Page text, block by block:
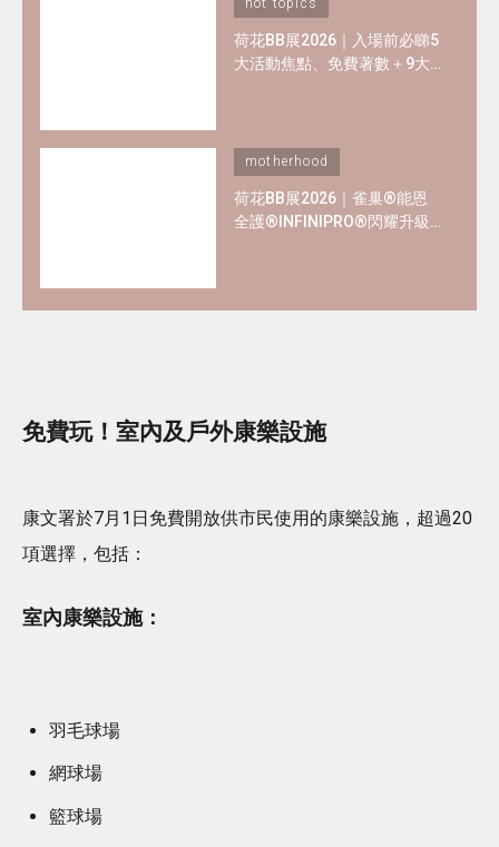
hot topics
荷花BB展2026｜入場前必睇5
大活動焦點、免費著數＋9大
motherhood
荷花BB展2026｜雀巢®能恩
全護®INFINIPRO®閃耀升級
免費玩！室內及戶外康樂設施
康文署於7月1日免費開放供市民使用的康樂設施，超過20
項選擇，包括：
室內康樂設施：
羽毛球場
網球場
籃球場